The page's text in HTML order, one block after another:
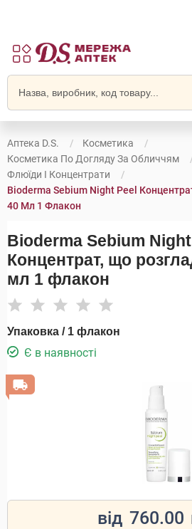
Аптека D.S.
Косметика
Косметика По Догляду За Обличчям
Флюїди І Концентрати
Bioderma Sebium Night Peel
40 Мл 1 Флакон
Bioderma Sebium
Концентрат, що
мл 1 флакон
Упаковка / 1 флакон
Є в наявності
від 760.00